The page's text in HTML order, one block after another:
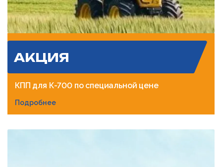
АКЦИЯ
КПП для К-700 по специальной цене
Подробнее